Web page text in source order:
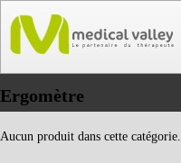
Ergomètre
Aucun produit dans cette catégorie.